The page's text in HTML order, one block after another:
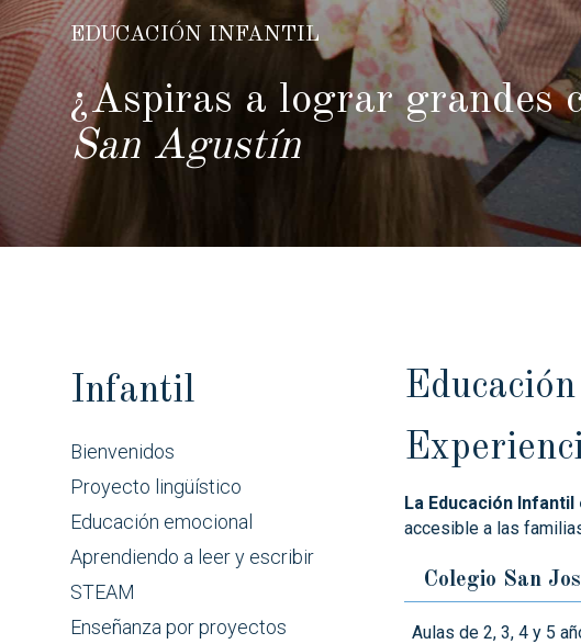
EDUCACIÓN INFANTIL
¿Aspiras a lograr grandes
San Agustín
Infantil
Bienvenidos
Proyecto lingüístico
Educación emocional
Aprendiendo a leer y escribir
STEAM
Enseñanza por proyectos
La Educación
accesible a las
Colegio San
Aulas de 2, 3, 4 y 5